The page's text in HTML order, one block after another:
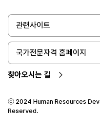
관련사이트
국가전문자격 홈페이지
찾아오시는 길
ⓒ 2024 Human Resources
Reserved.